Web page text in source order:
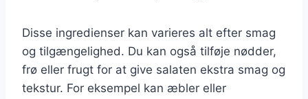
Disse ingredienser kan varieres alt efter smag
og tilgængelighed. Du kan også tilføje nødder,
frø eller frugt for at give salaten ekstra smag og
tekstur. For eksempel kan æbler eller